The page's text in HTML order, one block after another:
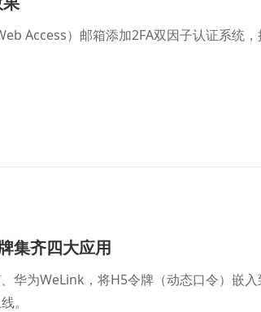
Access）邮箱添加2FA双因子认证系统
集齐四大应用
华为WeLink，将H5令牌（动态口令）嵌
。